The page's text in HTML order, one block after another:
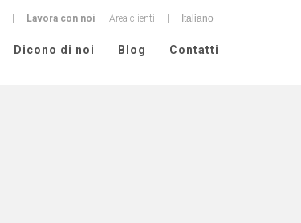
Lavora con noi Area clienti
Dicono di noi Blog Contatti